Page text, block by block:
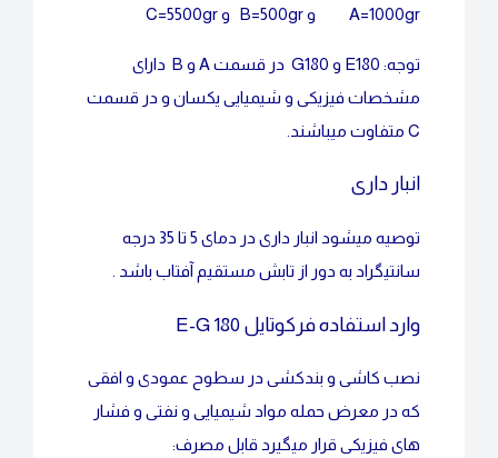
A=1000gr و B=500gr و C=5500gr
توجه: E180 و G180 در قسمت A و B دارای
مشخصات فیزیکی و شیمیایی یکسان و در قسمت
C متفاوت میباشند.
انبار داری
توصیه میشود انبار داری در دمای 5 تا 35 درجه
سانتیگراد به دور از تابش مستقیم آفتاب باشد .
وارد استفاده فرکوتایل E-G 180
نصب کاشی و بندکشی در سطوح عمودی و افقی
که در معرض حمله مواد شیمیایی و نفتی و فشار
های فیزیکی قرار میگیرد قابل مصرف: